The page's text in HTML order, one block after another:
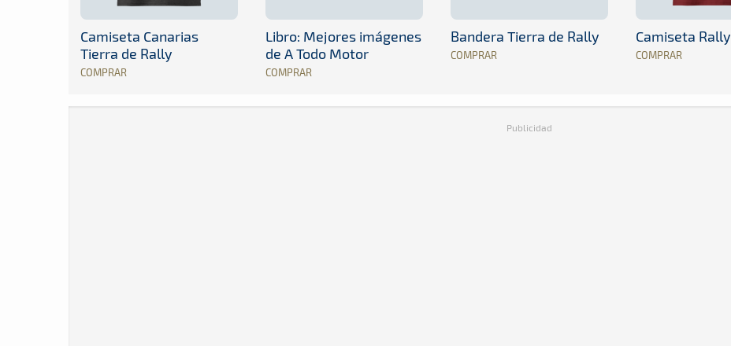
Camiseta Canarias
Tierra de Rally
COMPRAR
Libro: Mejores imágenes
de A Todo Motor
COMPRAR
Bandera Tierra de Rally
COMPRAR
Camiseta Rally
COMPRAR
Publicidad